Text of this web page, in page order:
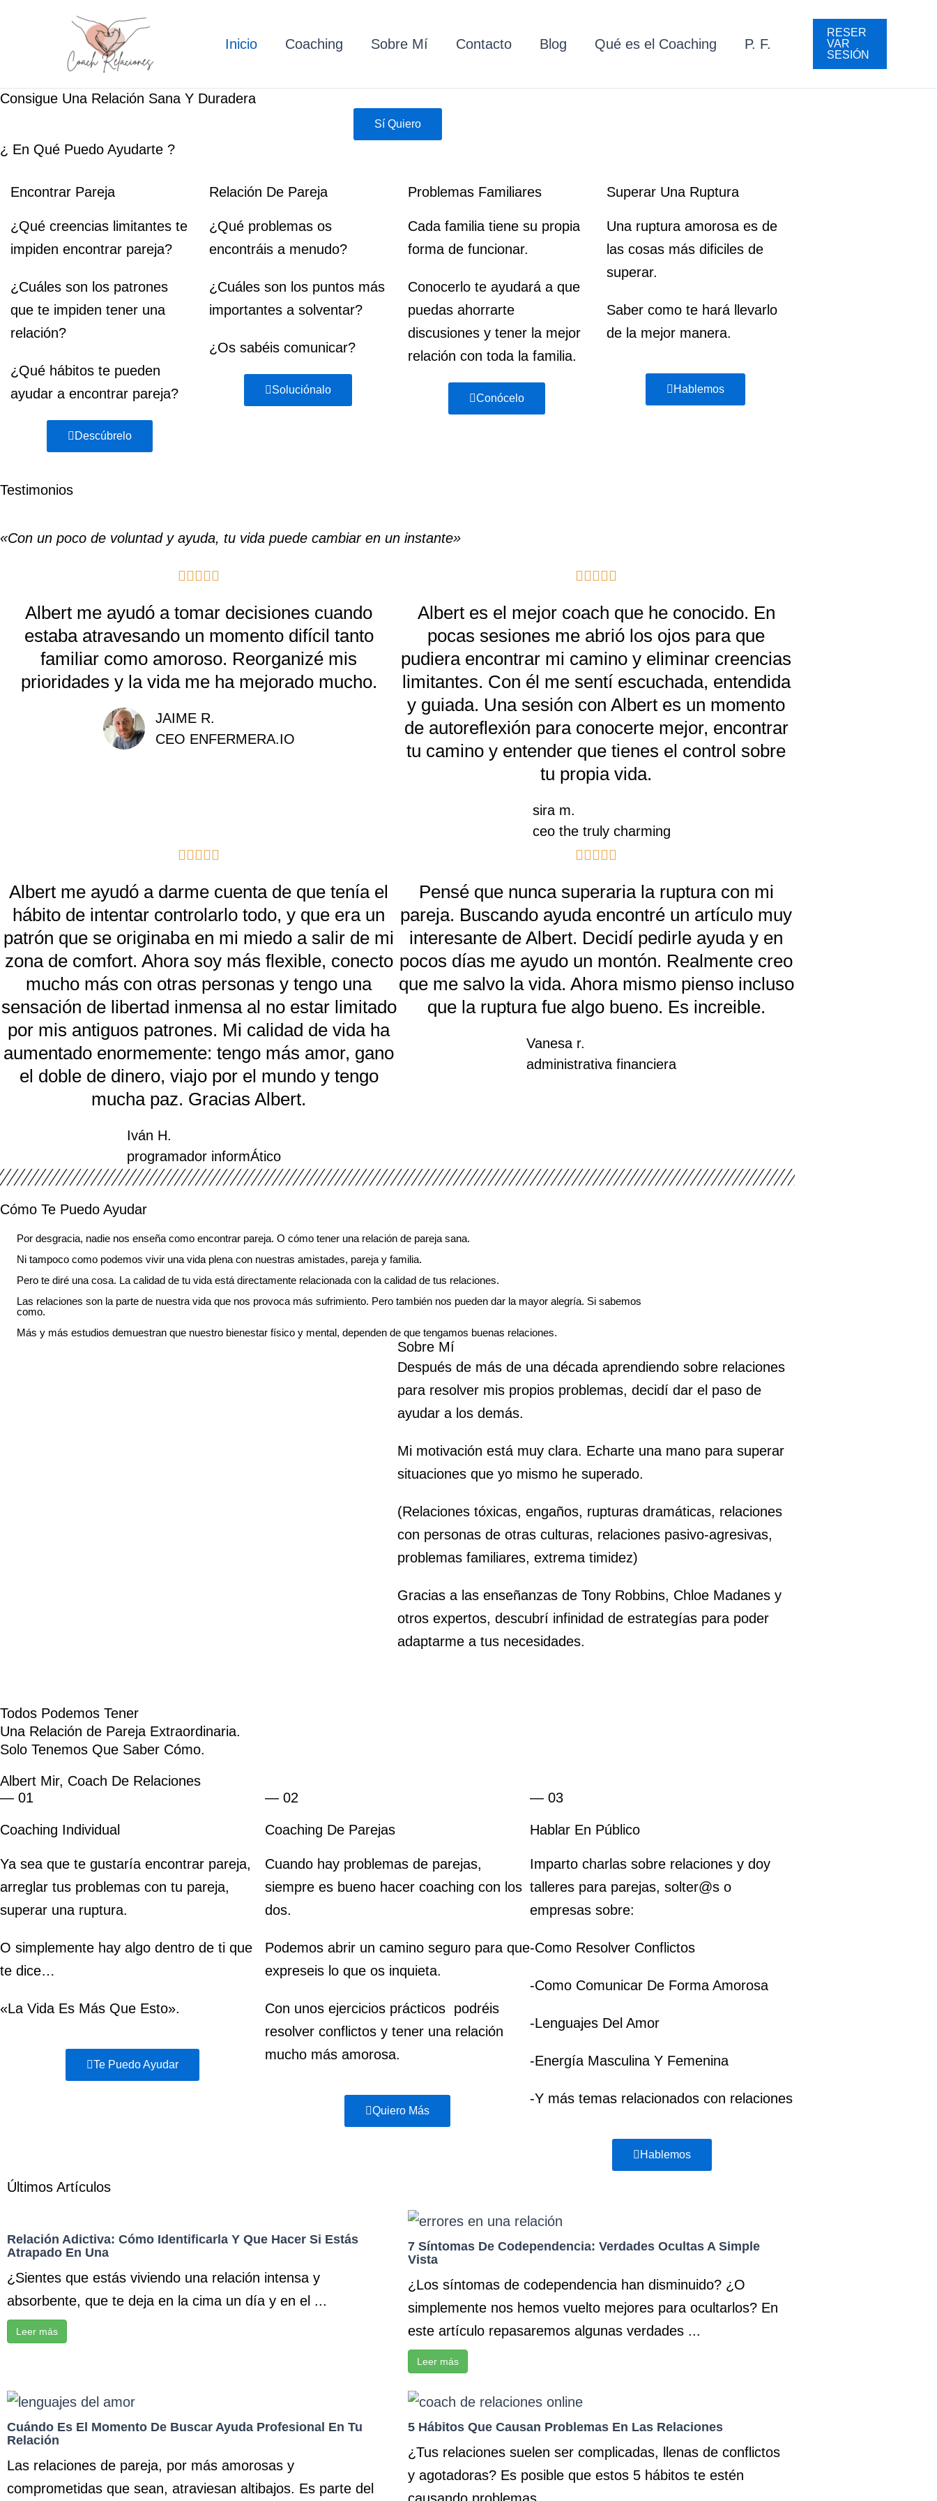
Inicio Coaching Sobre Mí Contacto Blog Qué es el Coaching P. F.
RESER
VAR
SESIÓN
Consigue Una Relación Sana Y Duradera
Sí Quiero
¿ En Qué Puedo Ayudarte ?
Encontrar Pareja
¿Qué creencias limitantes te
impiden encontrar pareja?
¿Cuáles son los patrones
que te impiden tener una
relación?
¿Qué hábitos te pueden
ayudar a encontrar pareja?
Descúbrelo
Relación De Pareja
¿Qué problemas os
encontráis a menudo?
¿Cuáles son los puntos más
importantes a solventar?
¿Os sabéis comunicar?
Soluciónalo
Problemas Familiares
Cada familia tiene su propia
forma de funcionar.
Conocerlo te ayudará a que
puedas ahorrarte
discusiones y tener la mejor
relación con toda la familia.
Conócelo
Superar Una Ruptura
Una ruptura amorosa es de
las cosas más dificiles de
superar.
Saber como te hará llevarlo
de la mejor manera.
Hablemos
Testimonios
«Con un poco de voluntad y ayuda, tu vida puede cambiar en un instante»

o
r
a
o
5
Albert me ayudó a tomar decisiones cuando
estaba atravesando un momento difícil tanto
familiar como amoroso. Reorganizé mis
prioridades y la vida me ha mejorado mucho.
JAIME R.
CEO ENFERMERA.IO

l
o
r
a
d
o
c
o
5
5
Albert es el mejor coach que he conocido. En
pocas sesiones me abrió los ojos para que
pudiera encontrar mi camino y eliminar creencias
limitantes. Con él me sentí escuchada, entendida
y guiada. Una sesión con Albert es un momento
de autoreflexión para conocerte mejor, encontrar
tu camino y entender que tienes el control sobre
tu propia vida.
sira m.
ceo the truly charming

l
o
r
a
d
o
c
o
n
5
e
5
Albert me ayudó a darme cuenta de que tenía el
hábito de intentar controlarlo todo, y que era un
patrón que se originaba en mi miedo a salir de mi
zona de comfort. Ahora soy más flexible, conecto
mucho más con otras personas y tengo una
sensación de libertad inmensa al no estar limitado
por mis antiguos patrones. Mi calidad de vida ha
aumentado enormemente: tengo más amor, gano
el doble de dinero, viajo por el mundo y tengo
mucha paz. Gracias Albert.
Iván H.
programador informÁtico

l
o
r
a
d
o
o
5
Pensé que nunca superaria la ruptura con mi
pareja. Buscando ayuda encontré un artículo muy
interesante de Albert. Decidí pedirle ayuda y en
pocos días me ayudo un montón. Realmente creo
que me salvo la vida. Ahora mismo pienso incluso
que la ruptura fue algo bueno. Es increible.
Vanesa r.
administrativa financiera
Cómo Te Puedo Ayudar
Por desgracia, nadie nos enseña como encontrar pareja. O cómo tener una relación de pareja sana.
Ni tampoco como podemos vivir una vida plena con nuestras amistades, pareja y familia.
Pero te diré una cosa. La calidad de tu vida está directamente relacionada con la calidad de tus relaciones.
Las relaciones son la parte de nuestra vida que nos provoca más sufrimiento. Pero también nos pueden dar la mayor alegría. Si sabemos
como.
Más y más estudios demuestran que nuestro bienestar físico y mental, dependen de que tengamos buenas relaciones.
Sobre Mí
Después de más de una década aprendiendo sobre relaciones
para resolver mis propios problemas, decidí dar el paso de
ayudar a los demás.
Mi motivación está muy clara. Echarte una mano para superar
situaciones que yo mismo he superado.
(Relaciones tóxicas, engaños, rupturas dramáticas, relaciones
con personas de otras culturas, relaciones pasivo-agresivas,
problemas familiares, extrema timidez)
Gracias a las enseñanzas de Tony Robbins, Chloe Madanes y
otros expertos, descubrí infinidad de estrategías para poder
adaptarme a tus necesidades.
Todos Podemos Tener
Una Relación de Pareja Extraordinaria.
Solo Tenemos Que Saber Cómo.
Albert Mir, Coach De Relaciones
— 01
Coaching Individual
Ya sea que te gustaría encontrar pareja,
arreglar tus problemas con tu pareja,
superar una ruptura.
O simplemente hay algo dentro de ti que
te dice…
«La Vida Es Más Que Esto».
Te Puedo Ayudar
— 02
Coaching De Parejas
Cuando hay problemas de parejas,
siempre es bueno hacer coaching con los
dos.
Podemos abrir un camino seguro para que
expreseis lo que os inquieta.
Con unos ejercicios prácticos podréis
resolver conflictos y tener una relación
mucho más amorosa.
Quiero Más
— 03
Hablar En Público
Imparto charlas sobre relaciones y doy
talleres para parejas, solter@s o
empresas sobre:
-Como Resolver Conflictos
-Como Comunicar De Forma Amorosa
-Lenguajes Del Amor
-Energía Masculina Y Femenina
-Y más temas relacionados con relaciones
Hablemos
Últimos Artículos
Relación Adictiva: Cómo Identificarla Y Que Hacer Si Estás
Atrapado En Una
¿Sientes que estás viviendo una relación intensa y
absorbente, que te deja en la cima un día y en el ...
Leer más
7 Síntomas De Codependencia: Verdades Ocultas A Simple
Vista
¿Los síntomas de codependencia han disminuido? ¿O
simplemente nos hemos vuelto mejores para ocultarlos? En
este artículo repasaremos algunas verdades ...
Leer más
Cuándo Es El Momento De Buscar Ayuda Profesional En Tu
Relación
Las relaciones de pareja, por más amorosas y
comprometidas que sean, atraviesan altibajos. Es parte del
5 Hábitos Que Causan Problemas En Las Relaciones
¿Tus relaciones suelen ser complicadas, llenas de conflictos
y agotadoras? Es posible que estos 5 hábitos te estén